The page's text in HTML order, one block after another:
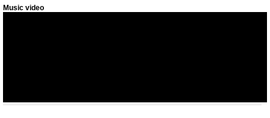
Music video